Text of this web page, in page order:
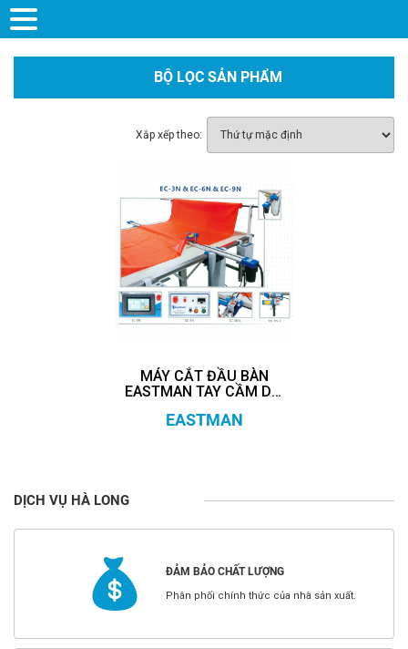
BỘ LỌC SẢN PHẨM
Xắp xếp theo:
MÁY CẮT ĐẦU BÀN
EASTMAN TAY CẦM DÀI
EASTMAN
DỊCH VỤ HÀ LONG
ĐẢM BẢO CHẤT LƯỢNG
Phân phối chính thức của nhà sản xuất.